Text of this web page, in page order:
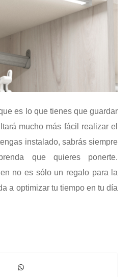
es lo que tienes que guardar
mucho más fácil realizar el
instalado, sabrás siempre
que quieres ponerte.
no es sólo un regalo para la
a optimizar tu tiempo en tu día